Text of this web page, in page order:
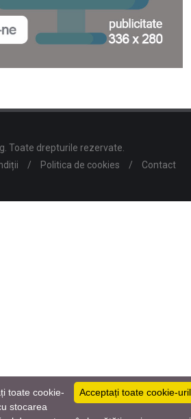
Toate drepturile rezervate.
/ Politica de cookies / Contact
Acceptați toate cookie-
toate cookie-
stocarea